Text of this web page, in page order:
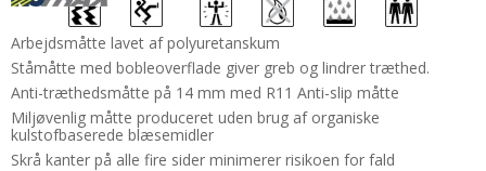
Arbejdsmåtte lavet af polyuretanskum
Ståmåtte med bobleoverflade giver greb og lindrer træthed.
Anti-træthedsmåtte på 14 mm med R11 Anti-slip måtte
Miljøvenlig måtte produceret uden brug af organiske
kulstofbaserede blæsemidler
Skrå kanter på alle fire sider minimerer risikoen for fald